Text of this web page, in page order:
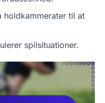
holdkammerater til at
spilsituationer.